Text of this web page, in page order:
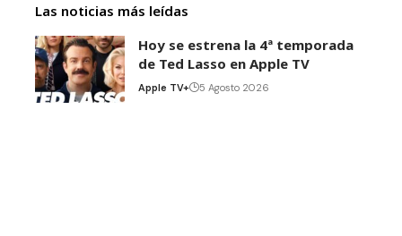
Las noticias más leídas
Hoy se estrena la 4ª temporada
de Ted Lasso en Apple TV
Apple TV+ 5 Agosto 2026